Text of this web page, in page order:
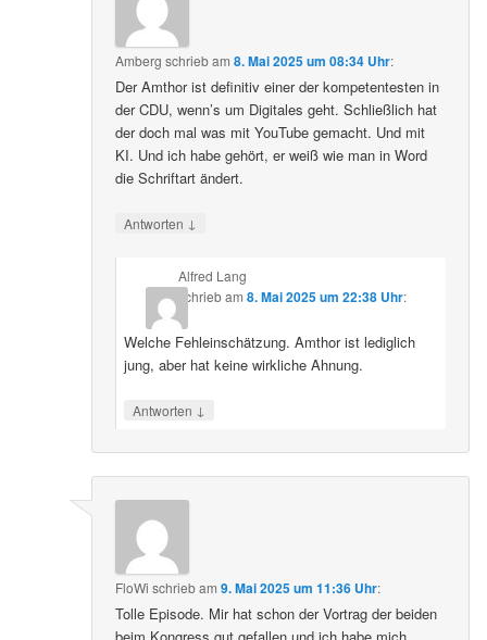
Amberg schriebam8. Mai 2025 um 08:34 Uhr:
Der Amthor ist definitiv einer der kompetentesten in
der CDU, wenn’s um Digitales geht. Schließlich hat
der doch mal was mit YouTube gemacht. Und mit
KI. Und ich habe gehört, er weiß wie man in Word
die Schriftart ändert.
Antworten ↓
Alfred Lang
schriebam 8. Mai 2025 um 22:38 Uhr:
Welche Fehleinschätzung. Amthor ist lediglich
jung, aber hat keine wirkliche Ahnung.
Antworten ↓
FloWi schriebam9. Mai 2025 um 11:36 Uhr:
Tolle Episode. Mir hat schon der Vortrag der beiden